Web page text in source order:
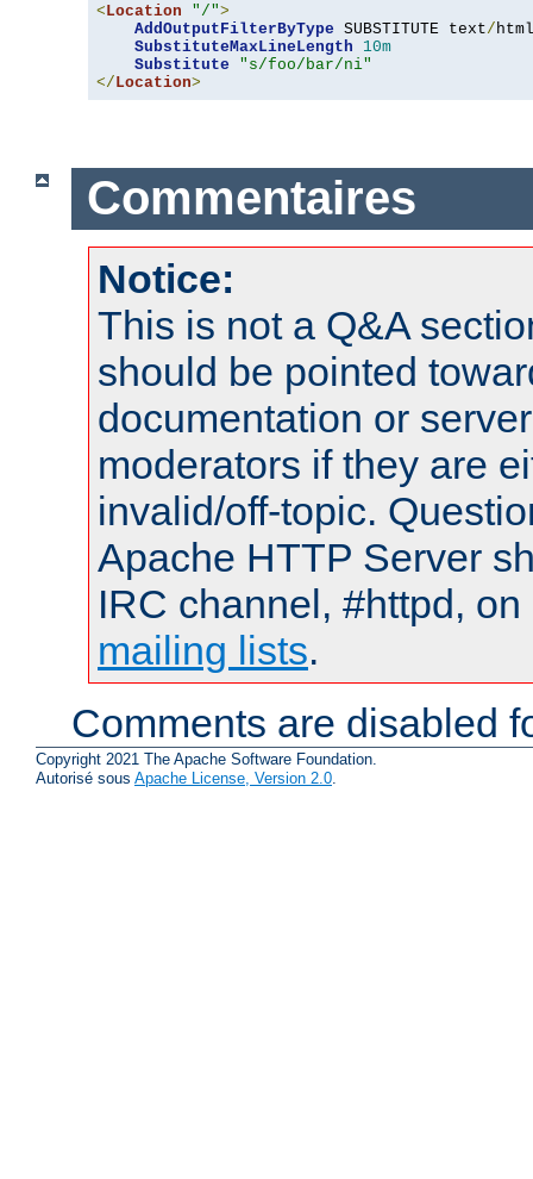
<Location "/">
AddOutputFilterByType SUBSTITUTE text/ html
SubstituteMaxLineLength
10m
Substitute
"s/foo/bar/ni"
</Location>
Commentaires
Notice:
This is not a Q&A
should be pointed
documentation or
moderators if they are
invalid/off-topic.
Apache HTTP Server
IRC channel, #httpd,
mailing lists.
Comments are disabled
Copyright 2021 The Apache Software Foundation.
Autorisé sous Apache License, Version 2.0.